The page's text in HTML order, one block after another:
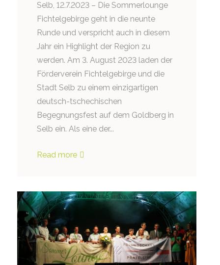
Selb, 12.7.2023 – Die Sommerlounge
Fichtelgebirge geht in die neunte
Runde und verspricht auch in diesem
Jahr ein Highlight der Region zu
werden. Am 3. August 2023 laden der
Förderverein Fichtelgebirge und die
Stadt Selb zu einem einzigartigen
deutsch-tschechischen
Begegnungsfest auf dem Goldberg in
Selb ein. Als eine der...
Read more